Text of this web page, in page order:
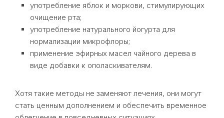
употребление яблок и моркови, стимулирующих
очищение рта;
употребление натурального йогурта для
нормализации микрофлоры;
применение эфирных масел чайного дерева в
виде добавки к ополаскивателям.
Хотя такие методы не заменяют лечения, они могут
стать ценным дополнением и обеспечить временное